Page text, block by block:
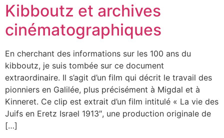
Kibboutz et archives
cinématographiques
En cherchant des informations sur les 100 ans du
kibboutz, je suis tombée sur ce document
extraordinaire. Il s’agit d’un film qui décrit le travail des
pionniers en Galilée, plus précisément à Migdal et à
Kinneret. Ce clip est extrait d’un film intitulé « La vie des
Juifs en Eretz Israel 1913″, une production originale de
[…]